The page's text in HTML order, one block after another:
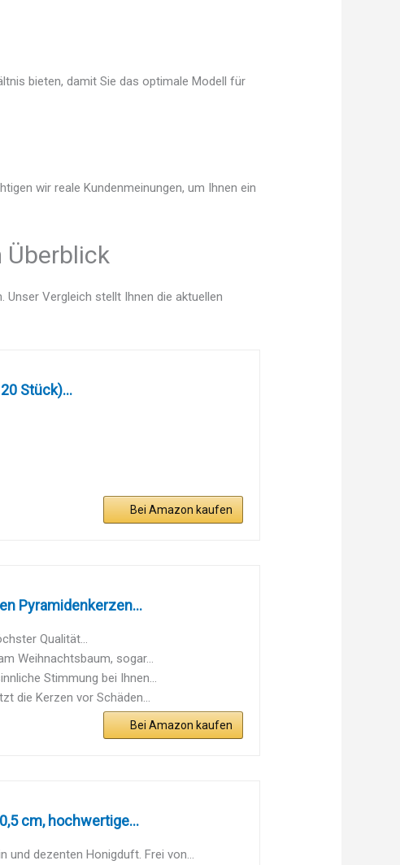
bieten, damit Sie das optimale Modell für
wir reale Kundenmeinungen, um Ihnen ein
Überblick
Vergleich stellt Ihnen die aktuellen
Stück)...
Bei Amazon kaufen
Pyramidenkerzen...
Qualität...
Weihnachtsbaum, sogar...
Stimmung bei Ihnen...
die Kerzen vor Schäden...
Bei Amazon kaufen
cm, hochwertige...
und dezenten Honigduft. Frei von...